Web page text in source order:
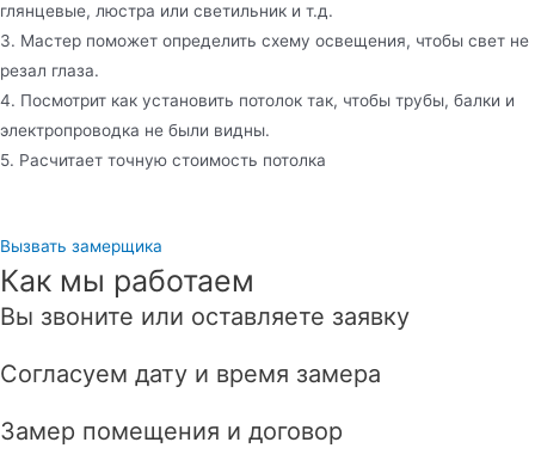
глянцевые, люстра или светильник и т.д.
3. Мастер поможет определить схему освещения, чтобы свет не
резал глаза.
4. Посмотрит как установить потолок так, чтобы трубы, балки и
электропроводка не были видны.
5. Расчитает точную стоимость потолка
Вызвать замерщика
Как мы работаем
Вы звоните или оставляете заявку
Согласуем дату и время замера
Замер помещения и договор